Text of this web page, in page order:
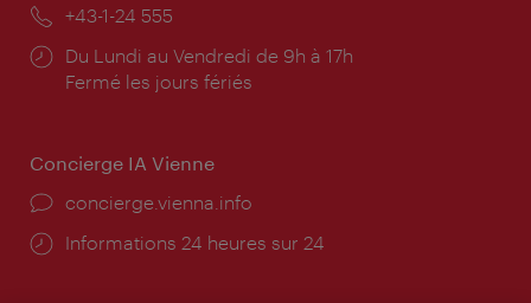
Téléphone:
+43-1-24 555
Horaires
d'ouverture:
Du Lundi au Vendredi de 9h à 17h
Fermé les jours fériés
Concierge IA Vienne
Ort:
concierge.vienna.info
Öffnungszeiten:
Informations 24 heures sur 24